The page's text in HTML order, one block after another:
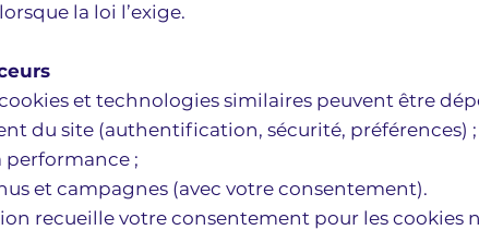
la loi l’exige.
et technologies similaires peuvent être
du site (authentification, sécurité, préférences) ;
performance ;
et campagnes (avec votre consentement).
recueille votre consentement pour les cookies